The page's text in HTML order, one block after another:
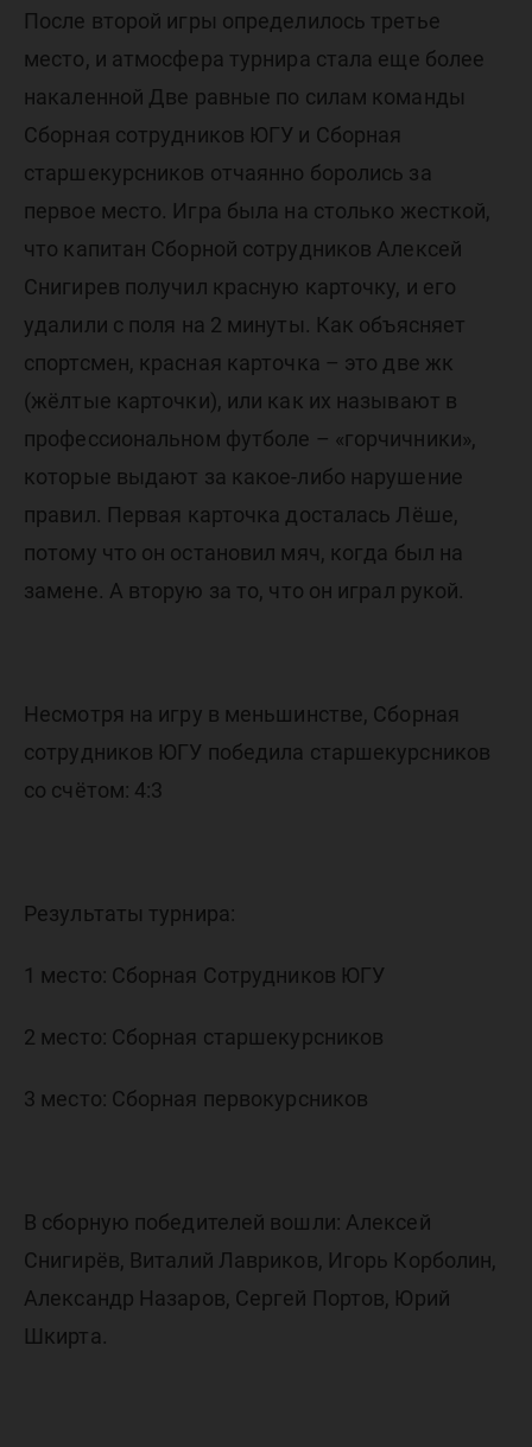
После второй игры определилось третье
место, и атмосфера турнира стала еще более
накаленной Две равные по силам команды
Сборная сотрудников ЮГУ и Сборная
старшекурсников отчаянно боролись за
первое место. Игра была на столько жесткой,
что капитан Сборной сотрудников Алексей
Снигирев получил красную карточку, и его
удалили с поля на 2 минуты. Как объясняет
спортсмен, красная карточка – это две жк
(жёлтые карточки), или как их называют в
профессиональном футболе – «горчичники»,
которые выдают за какое-либо нарушение
правил. Первая карточка досталась Лёше,
потому что он остановил мяч, когда был на
замене. А вторую за то, что он играл рукой.
Несмотря на игру в меньшинстве, Сборная
сотрудников ЮГУ победила старшекурсников
со счётом: 4:3
Результаты турнира:
1 место: Сборная Сотрудников ЮГУ
2 место: Сборная старшекурсников
3 место: Сборная первокурсников
В сборную победителей вошли: Алексей
Снигирёв, Виталий Лавриков, Игорь Корболин,
Александр Назаров, Сергей Портов, Юрий
Шкирта.